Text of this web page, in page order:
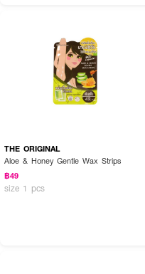
THE ORIGINAL
Aloe & Honey Gentle Wax Strips
฿49
size 1 pcs